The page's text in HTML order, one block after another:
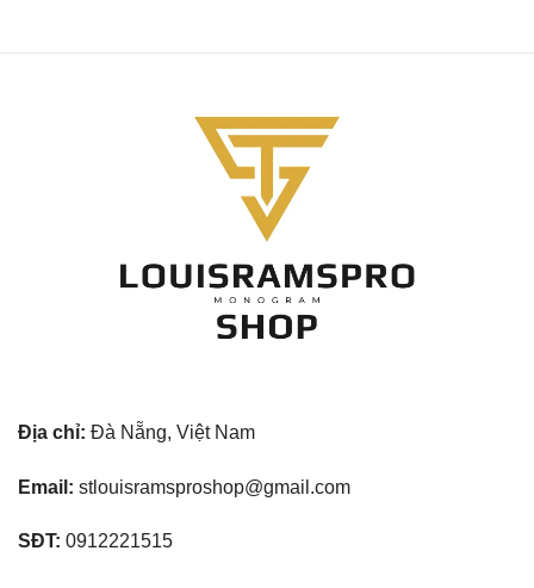
Địa chỉ: Đà Nẵng, Việt Nam
Email: stlouisramsproshop@gmail.com
SĐT: 0912221515